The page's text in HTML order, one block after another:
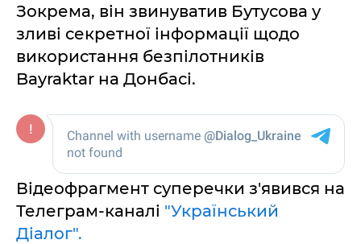
Зокрема, він звинуватив Бутусова у
зливі секретної інформації щодо
використання безпілотників
Bayraktar на Донбасі.
Відеофрагмент суперечки з'явився на
Телеграм-каналі "Український
Діалог".